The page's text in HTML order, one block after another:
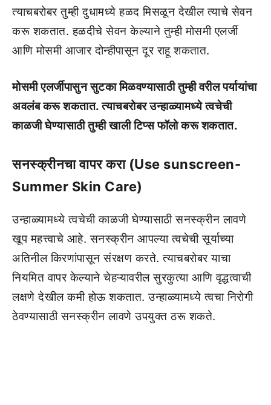
त्याचबरोबर तुम्ही दुधामध्ये हळद मिसळून देखील त्याचे सेवन
करू शकतात. हळदीचे सेवन केल्याने तुम्ही मोसमी एलर्जी
आणि मोसमी आजार दोन्हीपासून दूर राहू शकतात.
मोसमी एलर्जीपासुन सुटका मिळवण्यासाठी तुम्ही वरील पर्यायांचा
अवलंब करू शकतात. त्याचबरोबर उन्हाळ्यामध्ये त्वचेची
काळजी घेण्यासाठी तुम्ही खाली टिप्स फॉलो करू शकतात.
सनस्क्रीनचा वापर करा (Use sunscreen-
Summer Skin Care)
उन्हाळ्यामध्ये त्वचेची काळजी घेण्यासाठी सनस्क्रीन लावणे
खूप महत्त्वाचे आहे. सनस्क्रीन आपल्या त्वचेची सूर्याच्या
अतिनील किरणांपासून संरक्षण करते. त्याचबरोबर याचा
नियमित वापर केल्याने चेहऱ्यावरील सुरकुत्या आणि वृद्धत्वाची
लक्षणे देखील कमी होऊ शकतात. उन्हाळ्यामध्ये त्वचा निरोगी
ठेवण्यासाठी सनस्क्रीन लावणे उपयुक्त ठरू शकते.